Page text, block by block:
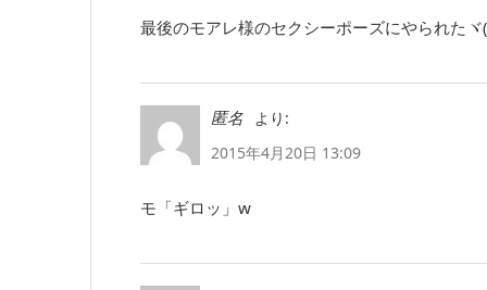
最後のモアレ様のセクシーポーズにやられたヾ
匿名
より:
2015年4月20日 13:09
モ「ギロッ」w